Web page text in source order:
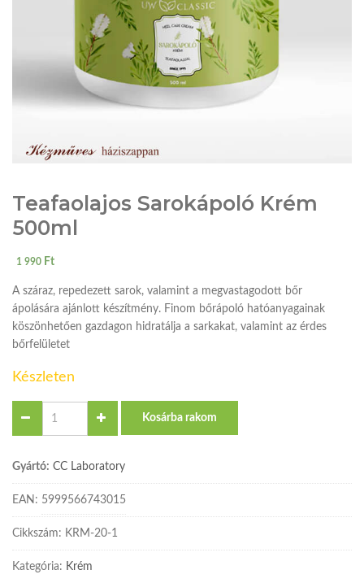
Teafaolajos Sarokápoló Krém
500ml
1 990 Ft
A száraz, repedezett sarok, valamint a megvastagodott bőr
ápolására ajánlott készítmény. Finom bőrápoló hatóanyagainak
köszönhetően gazdagon hidratálja a sarkakat, valamint az érdes
bőrfelületet
Készleten
Kosárba rakom
Gyártó: CC Laboratory
EAN: 5999566743015
Cikkszám: KRM-20-1
Kategória: Krém